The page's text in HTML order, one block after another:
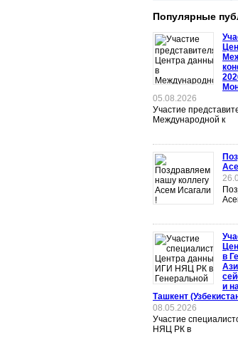
Популярные
05.08.2026
Участие
Международной к
в
и
Ташкент
08.05.2026
Участие
НЯЦ РК в